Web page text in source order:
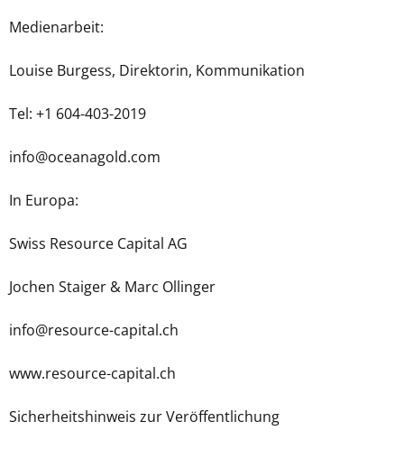
Medienarbeit:
Louise Burgess, Direktorin, Kommunikation
Tel: +1 604-403-2019
info@oceanagold.com
In Europa:
Swiss Resource Capital AG
Jochen Staiger & Marc Ollinger
info@resource-capital.ch
www.resource-capital.ch
Sicherheitshinweis zur Veröffentlichung